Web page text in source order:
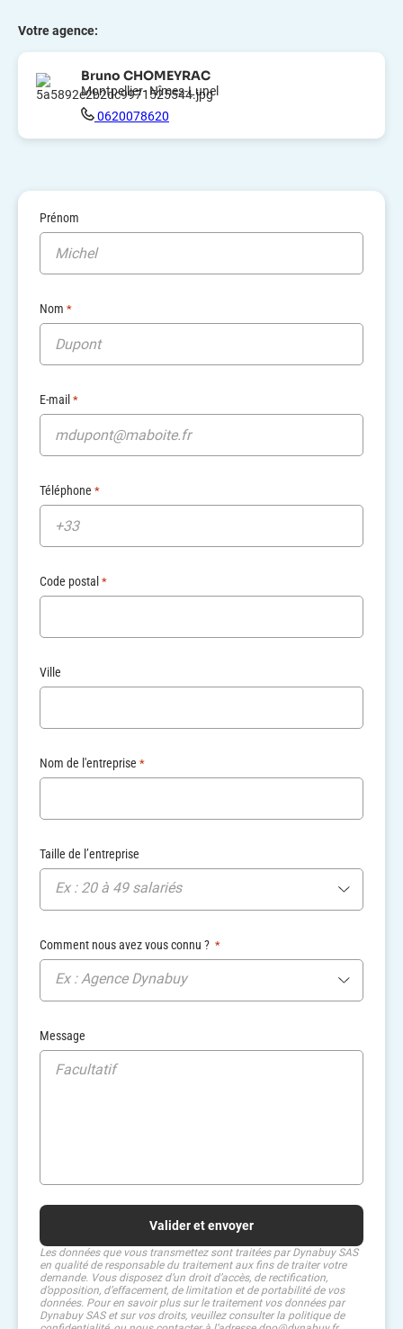
pour renforcer votre entreprise.
Besoin d’aide ?
Trouvez la solution qui est faite pour vous.
Votre agence:
Bruno CHOMEYRAC
Montpellier- Nîmes-Lunel
0620078620
Prénom
Nom *
E-mail *
Téléphone *
Code postal *
Ville
Nom de l'entreprise *
Taille de l’entreprise
Ex : 20 à 49 salariés
Comment nous avez vous connu ? *
Ex : Agence Dynabuy
Message
Les données que vous transmettez sont traitées par Dynabuy SAS
en qualité de responsable du traitement aux fins de traiter votre
demande. Vous disposez d’un droit d’accès, de rectification,
d’opposition, d’effacement, de limitation et de portabilité de vos
données. Pour en savoir plus sur le traitement vos données par
Dynabuy SAS et sur vos droits, veuillez consulter la politique de